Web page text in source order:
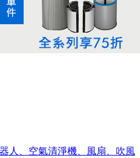
人、空氣清淨機、風扇、吹風